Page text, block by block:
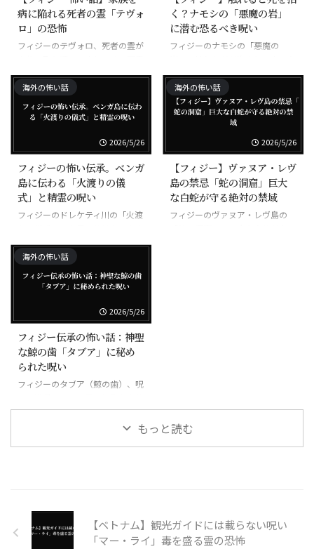
病に陥れる死者の霊「テヴォ
ロ」の恐怖
フィジーのテヴォロ、死者の霊が
く？ナモシの「悪魔の岩」
に潜む恐るべき呪い
フィジーのナモシの「悪魔の
る呪われた岩
海外の怖い話
2026/5/26
フィジーの怖い伝承。ベンガ
島に伝わる「火渡りの儀
式」と精霊の呪い
フィジーのドレケティ川の「火渡
く超自然の力
海外の怖い話
2026/5/26
【フィジー】ヴァヌア・レヴ
島の禁忌「蛇の洞窟」巨大
な白蛇が守る絶対の禁域
フィジーのヴァヌア・レヴ島の
海外の怖い話
2026/5/26
フィジー伝承の怖い話：神聖
な鯨の歯「タブア」に秘め
られた呪い
フィジーのタブア（鯨の歯）、呪
もっと読む
【ベトナム】観光ガイドには載らない呪い
「マー・ライ」毒を盛る霊の恐怖